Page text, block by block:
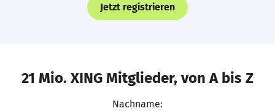
Jetzt registrieren
21 Mio. XING Mitglieder, von A bis Z
Nachname: